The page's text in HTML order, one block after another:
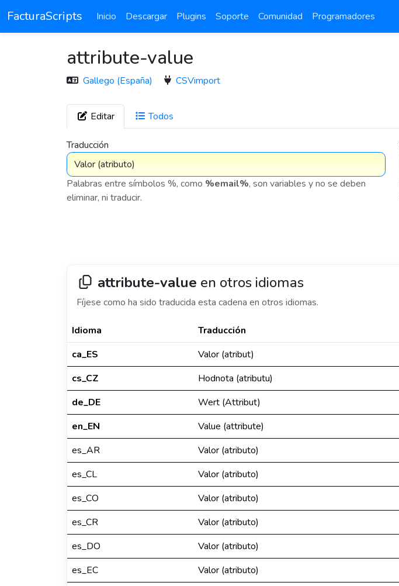
FacturaScripts Inicio Descargar Plugins Soporte Comunidad Programadores
attribute-value
Gallego (España) CSVimport
Editar Todos
Traducción
Palabras entre símbolos %, como %email%, son variables y no se deben
eliminar, ni traducir.
attribute-value en otros idiomas
Fíjese como ha sido traducida esta cadena en otros idiomas.
Idioma Traducción
ca_ES
Valor (atribut)
cs_CZ
Hodnota (atributu)
de_DE
Wert (Attribut)
en_EN
Value (attribute)
es_AR
Valor (atributo)
es_CL
Valor (atributo)
es_CO
Valor (atributo)
es_CR
Valor (atributo)
es_DO
Valor (atributo)
es_EC
Valor (atributo)